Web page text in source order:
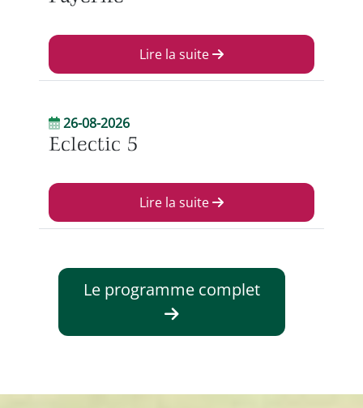
Lire la suite
26-08-2026
Eclectic 5
Lire la suite
Le programme complet